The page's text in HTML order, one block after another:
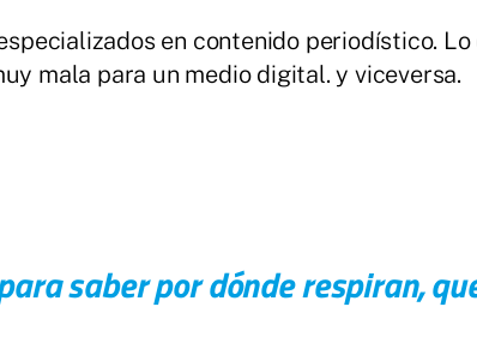
en contenido periodístico.
mala para un medio digital. y viceversa.
saber por dónde respiran,